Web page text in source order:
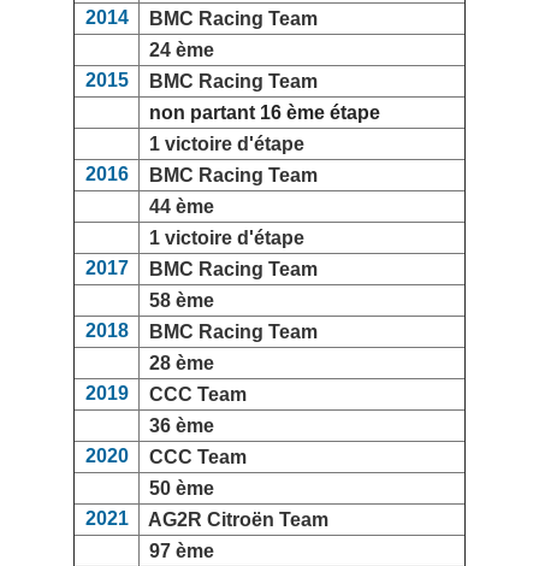
2014
BMC Racing Team
24 ème
2015
BMC Racing Team
non partant 16 ème étape
1 victoire d'étape
2016
BMC Racing Team
44 ème
1 victoire d'étape
2017
BMC Racing Team
58 ème
2018
BMC Racing Team
28 ème
2019
CCC Team
36 ème
2020
CCC Team
50 ème
2021
AG2R Citroën Team
97 ème